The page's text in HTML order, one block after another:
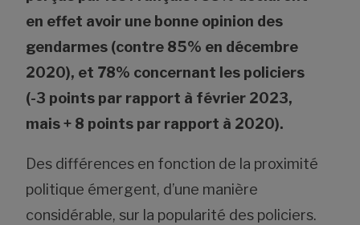
en effet avoir une bonne opinion des
gendarmes (contre 85% en décembre
2020), et 78% concernant les policiers
(-3 points par rapport à février 2023,
mais + 8 points par rapport à 2020).
Des différences en fonction de la proximité
politique émergent, d’une manière
considérable, sur la popularité des policiers.